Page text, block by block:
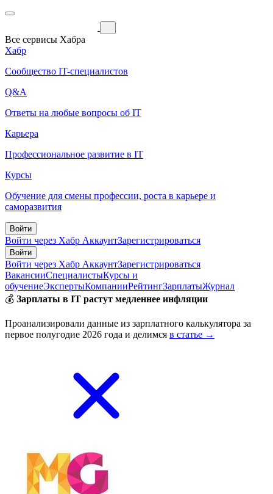
Все сервисы Хабра
Хабр
Сообщество IT-специалистов
Q&A
Ответы на любые вопросы об IT
Карьера
Профессиональное развитие в IT
Курсы
Обучение для смены профессии, роста в карьере и
саморазвития
Войти
Войти через Хабр АккаунтЗарегистрироваться
Войти
Войти через Хабр АккаунтЗарегистрироваться
ВакансииСпециалистыКурсы и
обучениеЭкспертыКомпанииРейтингЗарплатыЖурнал
💰 Зарплаты в IT растут медленнее инфляции
Проанализировали данные из зарплатного калькулятора за
первое полугодие 2026 года и делимся в статье →